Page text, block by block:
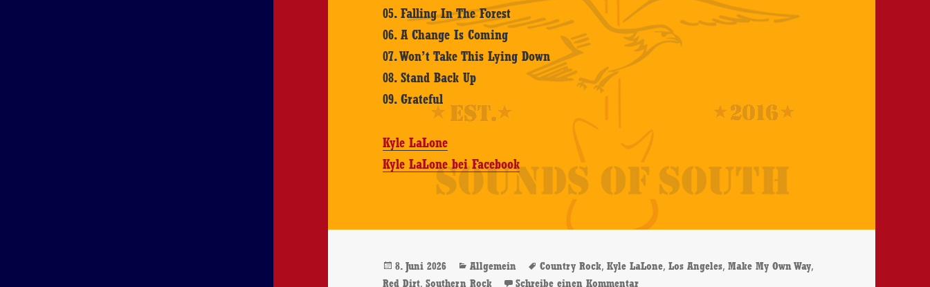
05. Falling In The Forest
06. A Change Is Coming
07. Won’t Take This Lying Down
08. Stand Back Up
09. Grateful
Kyle LaLone
Kyle LaLone bei Facebook
Veröffentlicht
am
8. Juni 2026 Kategorien
Allgemein Schlagwörter
Country Rock,Kyle LaLone,Los Angeles,Make My Own Way,
Red Dirt,Southern Rock Schreibe einen Kommentarzu Kyle LaLone – Make My Own Way – CD-Review